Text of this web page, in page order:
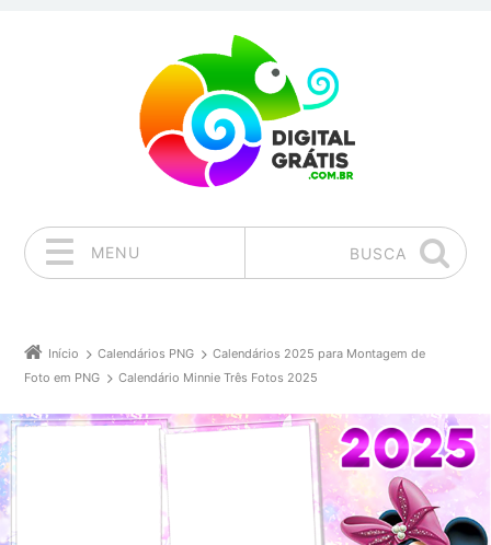
MENU BUSCA
Início Calendários PNG
Calendários 2025 para Montagem de
Foto em PNG
Calendário Minnie Três Fotos 2025